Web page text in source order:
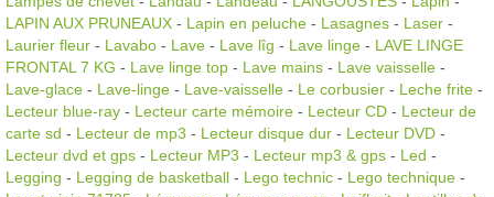
LAPIN AUX PRUNEAUX - Lapin en peluche - Lasagnes - Laser -
Laurier fleur - Lavabo - Lave - Lave lîg - Lave linge - LAVE LINGE
FRONTAL 7 KG - Lave linge top - Lave mains - Lave vaisselle -
Lave-glace - Lave-linge - Lave-vaisselle - Le corbusier - Leche frite -
Lecteur blue-ray - Lecteur carte mémoire - Lecteur CD - Lecteur de
carte sd - Lecteur de mp3 - Lecteur disque dur - Lecteur DVD -
Lecteur dvd et gps - Lecteur MP3 - Lecteur mp3 & gps - Led -
Legging - Legging de basketball - Lego technic - Lego technique -